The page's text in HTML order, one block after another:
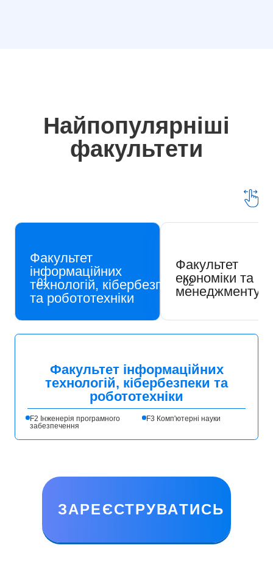
Найпопулярніші
факультети
Факультет
інформаційних
технологій, кібербезпеки
та робототехніки
01
Факультет
економіки та
менеджменту
02
Факультет інформаційних
технологій, кібербезпеки та
робототехніки
F2 Інженерія програмного
забезпечення
F3 Комп'ютерні науки
ЗАРЕЄСТРУВАТИСЬ